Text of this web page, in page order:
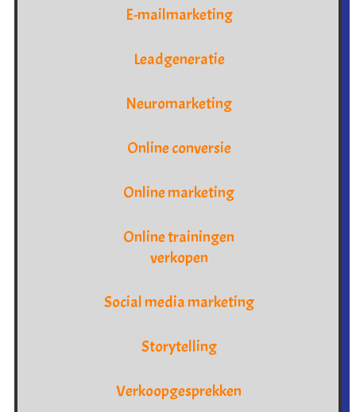
E-mailmarketing
Leadgeneratie
Neuromarketing
Online conversie
Online marketing
Online trainingen
verkopen
Social media marketing
Storytelling
Verkoopgesprekken